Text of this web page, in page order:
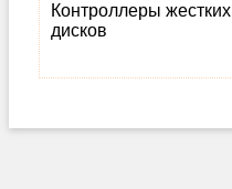
Контроллеры жестких
дисков